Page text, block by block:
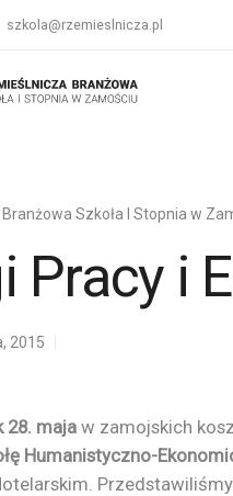
szkola@rzemieslnicza.pl
Szkoła I Stopnia w
Pracy i
2015
28. majaw zamojskich
Humanistyczno-